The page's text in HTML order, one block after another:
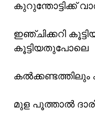
കുറുന്തോട്ടിക്ക്
ഇഞ്ചിക്കറി
കൂട്ടിയതുപോലെ
കൽക്കണ്ടത്തിലും
മുള പൂത്താൽ